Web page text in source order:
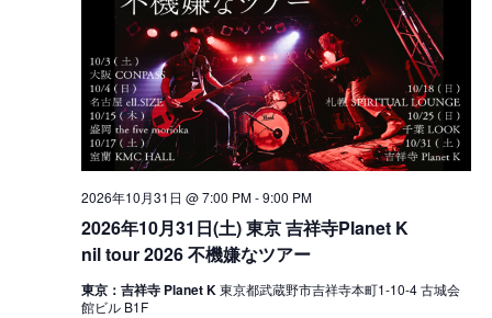
2026年10月31日(土) 東京 吉祥寺Planet K
nil tour 2026 不機嫌なツアー
2026年10月31日 @ 7:00 PM-9:00 PM
東京：吉祥寺 Planet K東京都武蔵野市吉祥寺本町1-10-4 古城会
館ビル B1F